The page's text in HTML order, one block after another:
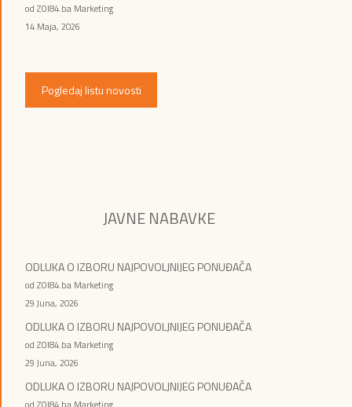
od ZOI84.ba Marketing
14 Maja, 2026
Pogledaj listu novosti
JAVNE NABAVKE
ODLUKA O IZBORU NAJPOVOLJNIJEG PONUĐAČA
od ZOI84.ba Marketing
29 Juna, 2026
ODLUKA O IZBORU NAJPOVOLJNIJEG PONUĐAČA
od ZOI84.ba Marketing
29 Juna, 2026
ODLUKA O IZBORU NAJPOVOLJNIJEG PONUĐAČA
od ZOI84.ba Marketing